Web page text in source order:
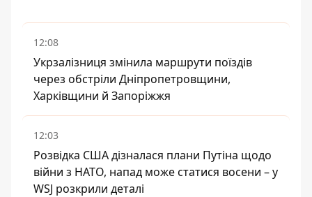
12:08
Укрзалізниця змінила маршрути поїздів
через обстріли Дніпропетровщини,
Харківщини й Запоріжжя
12:03
Розвідка США дізналася плани Путіна щодо
війни з НАТО, напад може статися восени – у
WSJ розкрили деталі